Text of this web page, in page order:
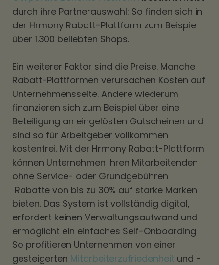
durch ihre Partnerauswahl: So finden sich in
der Hrmony Rabatt-Plattform zum Beispiel
über 1.300 beliebten Shops.
Ein weiterer Faktor sind die Preise. Manche
Rabatt-Plattformen verursachen Kosten auf
Unternehmensseite. Andere wiederum
finanzieren sich zum Beispiel über eine
Beteiligung an eingelösten Gutscheinen und
sind so für Arbeitgeber vollkommen
kostenfrei. Mit der Hrmony Rabatt-Plattform
können Unternehmen ihren Mitarbeitenden
ohne Service- oder Grundgebühren
Rabatte von bis zu 30% auf starke Marken
bieten. Das System ist vollständig digital,
erfordert keinen Verwaltungsaufwand und
ermöglicht ein einfaches Self-Onboarding.
So profitieren Unternehmen von einer
gesteigerten Mitarbeiterzufriedenheit und -